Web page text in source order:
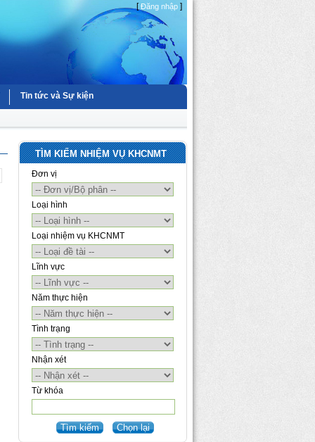
[Đăng nhập ]
Tin tức và Sự kiện
TÌM KIẾM NHIỆM VỤ KHCNMT
Đơn vị
Loại hình
Loại nhiệm vụ KHCNMT
Lĩnh vực
Năm thực hiện
Tình trạng
Nhận xét
Từ khóa